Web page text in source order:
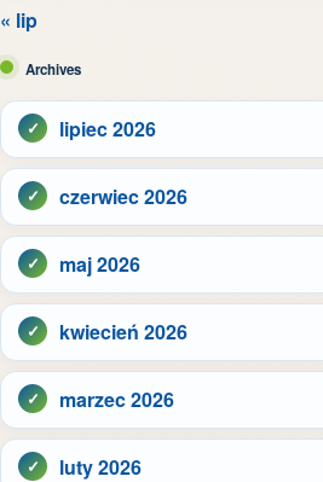
« lip
Archives
lipiec 2026
czerwiec 2026
maj 2026
kwiecień 2026
marzec 2026
luty 2026